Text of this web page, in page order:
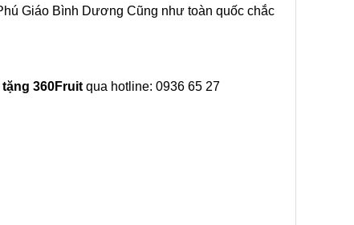
Giáo Bình Dương Cũng như toàn quốc chắc
360Fruit qua hotline: 0936 65 27